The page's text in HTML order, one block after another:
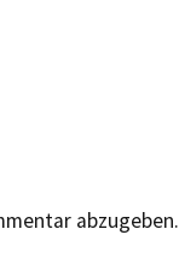
abzugeben.